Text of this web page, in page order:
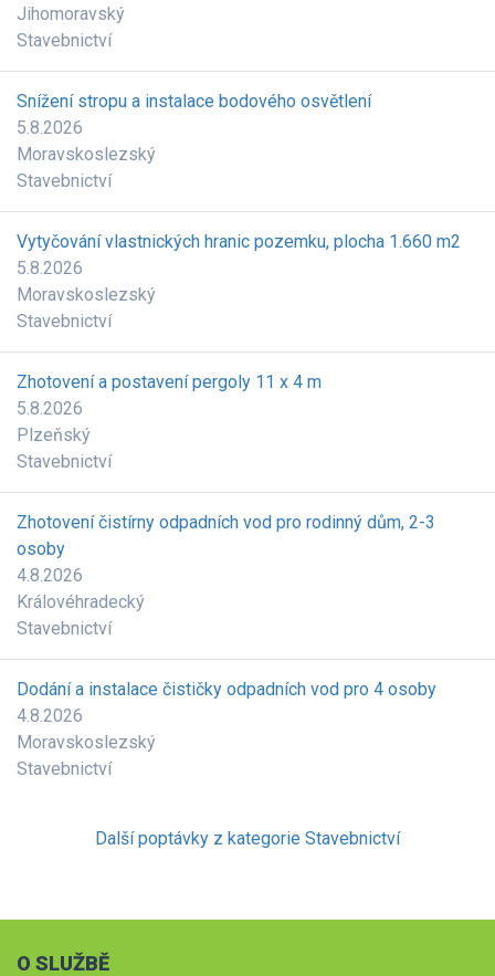
Jihomoravský
Stavebnictví
Snížení stropu a instalace bodového osvětlení
5.8.2026
Moravskoslezský
Stavebnictví
Vytyčování vlastnických hranic pozemku, plocha 1.660 m2
5.8.2026
Moravskoslezský
Stavebnictví
Zhotovení a postavení pergoly 11 x 4 m
5.8.2026
Plzeňský
Stavebnictví
Zhotovení čistírny odpadních vod pro rodinný dům, 2-3
osoby
4.8.2026
Královéhradecký
Stavebnictví
Dodání a instalace čističky odpadních vod pro 4 osoby
4.8.2026
Moravskoslezský
Stavebnictví
Další poptávky z kategorie Stavebnictví
O SLUŽBĚ